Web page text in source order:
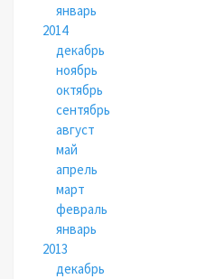
январь
2014
декабрь
ноябрь
октябрь
сентябрь
август
май
апрель
март
февраль
январь
2013
декабрь